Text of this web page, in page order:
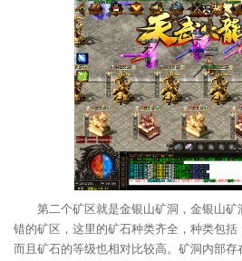
第二个矿区就是金银山矿洞，金银山
错的矿区，这里的矿石种类齐全，种类包括
而且矿石的等级也相对比较高。矿洞内部